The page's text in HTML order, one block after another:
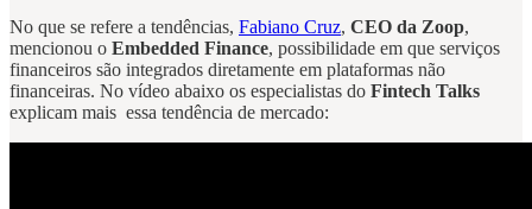
No que se refere a tendências, Fabiano Cruz, CEO da Zoop,
mencionou o Embedded Finance, possibilidade em que serviços
financeiros são integrados diretamente em plataformas não
financeiras. No vídeo abaixo os especialistas do Fintech Talks
explicam mais essa tendência de mercado: